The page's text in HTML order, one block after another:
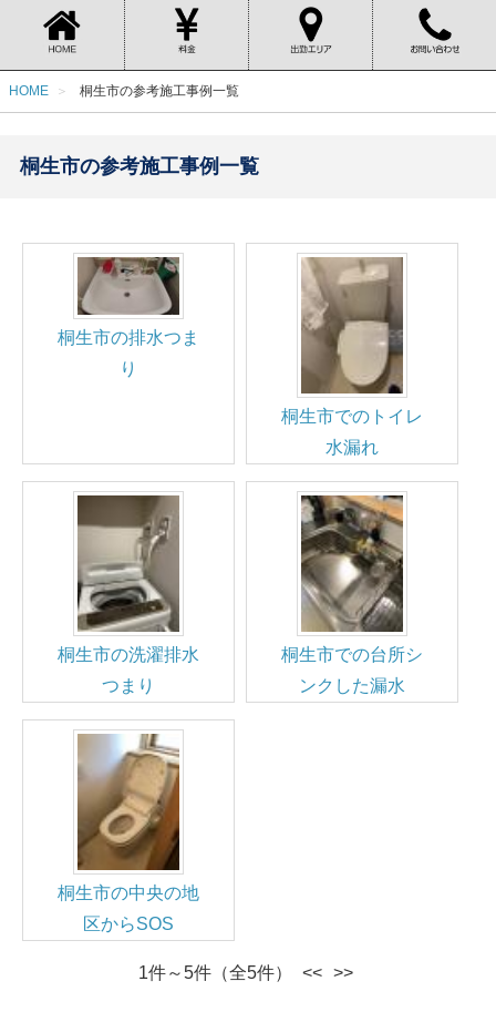
HOME 桐生市の参考施工事例一覧
桐生市の参考施工事例一覧
桐生市の排水つま
り
桐生市でのトイレ
水漏れ
桐生市の洗濯排水
つまり
桐生市での台所シ
ンクした漏水
桐生市の中央の地
区からSOS
1件～5件（全5件） << >>